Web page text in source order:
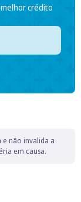
crédito
não invalida a
em causa.